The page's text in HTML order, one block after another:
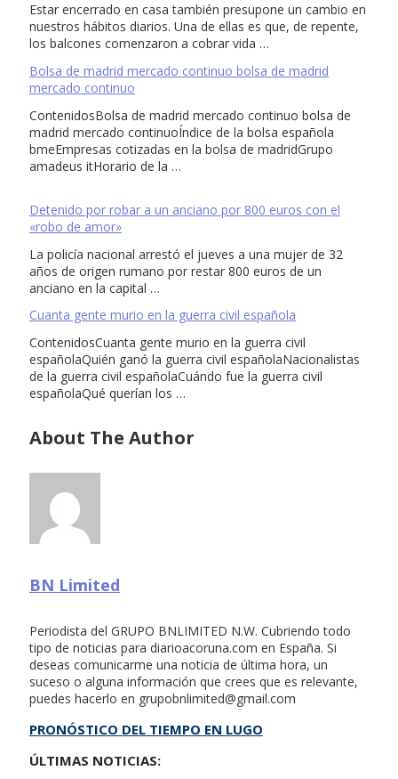
Estar encerrado en casa también presupone un cambio en
nuestros hábitos diarios. Una de ellas es que, de repente,
los balcones comenzaron a cobrar vida …
Bolsa de madrid mercado continuo bolsa de madrid
mercado continuo
ContenidosBolsa de madrid mercado continuo bolsa de
madrid mercado continuoÍndice de la bolsa española
bmeEmpresas cotizadas en la bolsa de madridGrupo
amadeus itHorario de la …
Detenido por robar a un anciano por 800 euros con el
«robo de amor»
La policía nacional arrestó el jueves a una mujer de 32
años de origen rumano por restar 800 euros de un
anciano en la capital …
Cuanta gente murio en la guerra civil española
ContenidosCuanta gente murio en la guerra civil
españolaQuién ganó la guerra civil españolaNacionalistas
de la guerra civil españolaCuándo fue la guerra civil
españolaQué querían los …
About The Author
BN Limited
Periodista del GRUPO BNLIMITED N.W. Cubriendo todo
tipo de noticias para diarioacoruna.com en España. Si
deseas comunicarme una noticia de última hora, un
suceso o alguna información que crees que es relevante,
puedes hacerlo en grupobnlimited@gmail.com
PRONÓSTICO DEL TIEMPO EN LUGO
ÚLTIMAS NOTICIAS: